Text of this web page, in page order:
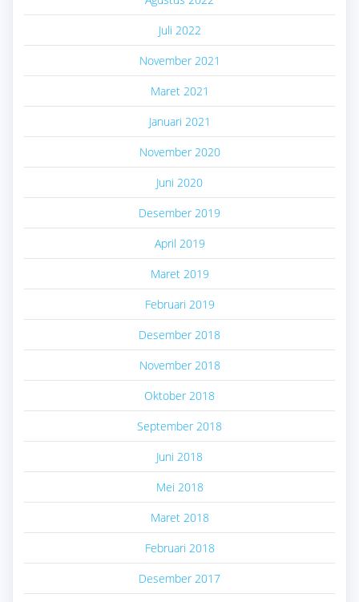
Juli 2022
November 2021
Maret 2021
Januari 2021
November 2020
Juni 2020
Desember 2019
April 2019
Maret 2019
Februari 2019
Desember 2018
November 2018
Oktober 2018
September 2018
Juni 2018
Mei 2018
Maret 2018
Februari 2018
Desember 2017